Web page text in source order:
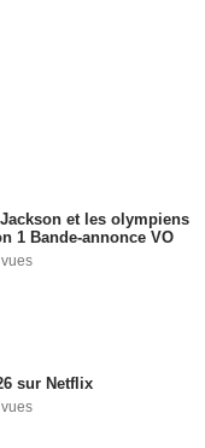
et les olympiens
1 Bande-annonce VO
sur Netflix